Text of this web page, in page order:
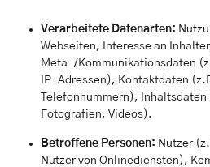
Verarbeitete Datenarten:
Webseiten, Interesse an
Meta-/Kommunikationsdaten
IP-Adressen), Kontaktdaten
Telefonnummern),
Fotografien, Videos).
Betroffene Personen: Nutzer
Nutzer von Onlinediensten),